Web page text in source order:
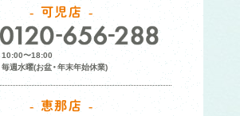
可児店
10:00〜18:00
毎週水曜(お盆・年末年始休業)
恵那店